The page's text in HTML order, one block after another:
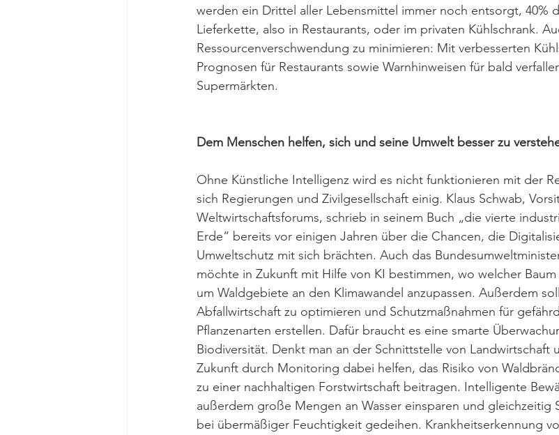
werden ein Drittel aller Lebensmittel immer noch entsorgt, 40%
Lieferkette, also in Restaurants, oder im privaten Kühlschrank.
Ressourcenverschwendung zu minimieren: Mit verbesserten
Prognosen für Restaurants sowie Warnhinweisen für bald
Supermärkten.
Dem Menschen helfen, sich und seine Umwelt besser zu
Ohne Künstliche Intelligenz wird es nicht funktionieren mit der
sich Regierungen und Zivilgesellschaft einig. Klaus Schwab,
Weltwirtschaftsforums, schrieb in seinem Buch „die vierte
Erde“ bereits vor einigen Jahren über die Chancen, die
Umweltschutz mit sich brächten. Auch das
möchte in Zukunft mit Hilfe von KI bestimmen, wo welcher
um Waldgebiete an den Klimawandel anzupassen. Außerdem
Abfallwirtschaft zu optimieren und Schutzmaßnahmen für
Pflanzenarten erstellen. Dafür braucht es eine smarte
Biodiversität. Denkt man an der Schnittstelle von Landwirtschaft
Zukunft durch Monitoring dabei helfen, das Risiko von
zu einer nachhaltigen Forstwirtschaft beitragen. Intelligente
außerdem große Mengen an Wasser einsparen und gleichzeitig
bei übermäßiger Feuchtigkeit gedeihen. Krankheitserkennung